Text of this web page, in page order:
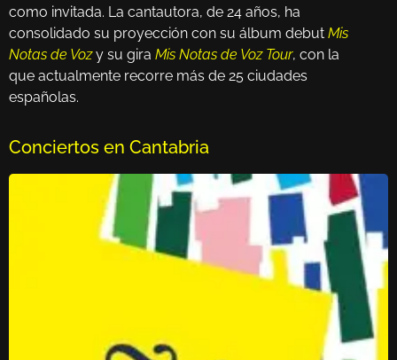
como invitada. La cantautora, de 24 años, ha
consolidado su proyección con su álbum debut Mis
Notas de Vozy su gira Mis Notas de Voz Tour, con la
que actualmente recorre más de 25 ciudades
españolas.
Conciertos en Cantabria